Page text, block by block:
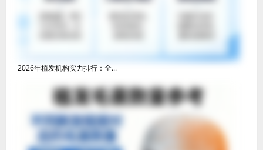
2026年植发机构实力排行：全...